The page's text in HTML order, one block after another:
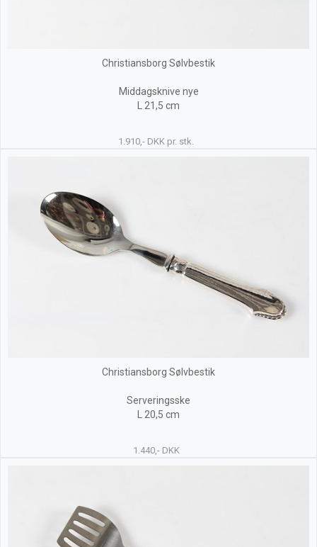
Christiansborg Sølvbestik
Middagsknive nye
L 21,5 cm
1.910,- DKK pr. stk.
Christiansborg Sølvbestik
Serveringsske
L 20,5 cm
1.440,- DKK